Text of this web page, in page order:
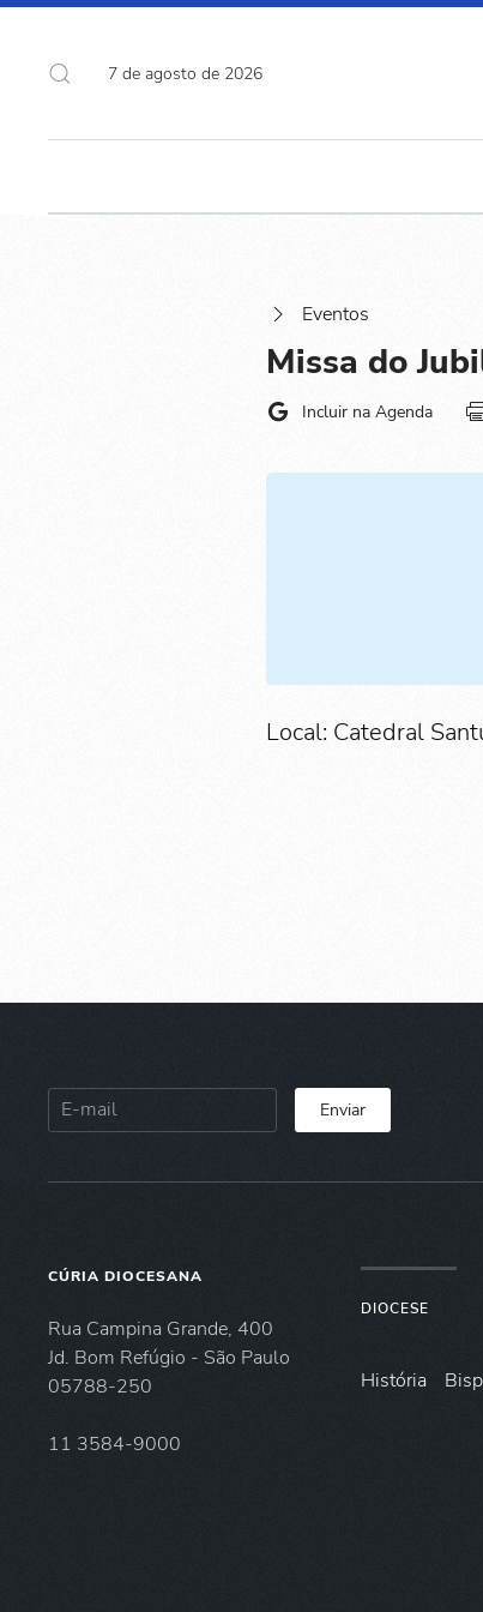
7 de agosto de 2026
Eventos
Missa do
Incluir na Agenda
Local: Catedral
Enviar
CÚRIA DIOCESANA
Rua Campina Grande, 400
Jd. Bom Refúgio - São Paulo
05788-250
11 3584-9000
DIOCESE
História